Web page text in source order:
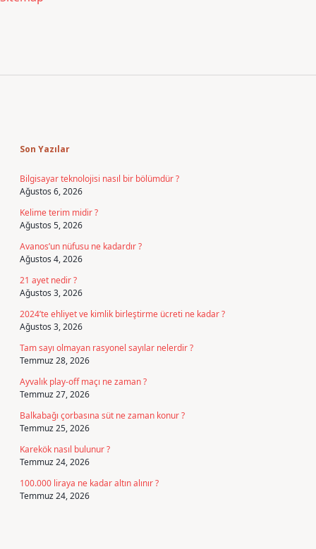
Son Yazılar
Bilgisayar teknolojisi nasıl bir bölümdür ?
Ağustos 6, 2026
Kelime terim midir ?
Ağustos 5, 2026
Avanos’un nüfusu ne kadardır ?
Ağustos 4, 2026
21 ayet nedir ?
Ağustos 3, 2026
2024’te ehliyet ve kimlik birleştirme ücreti ne kadar ?
Ağustos 3, 2026
Tam sayı olmayan rasyonel sayılar nelerdir ?
Temmuz 28, 2026
Ayvalık play-off maçı ne zaman ?
Temmuz 27, 2026
Balkabağı çorbasına süt ne zaman konur ?
Temmuz 25, 2026
Karekök nasıl bulunur ?
Temmuz 24, 2026
100.000 liraya ne kadar altın alınır ?
Temmuz 24, 2026